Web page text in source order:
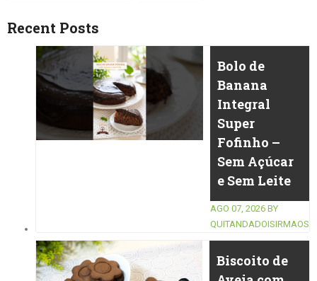
Recent Posts
Bolo de
Banana
Integral
Super
Fofinho –
Sem Açúcar
e Sem Leite
AGO 07, 2026 BY
QUITANDADOISIRMAOS
Biscoito de